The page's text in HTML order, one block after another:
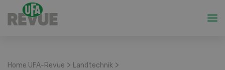
Home UFA-Revue > Landtechnik >